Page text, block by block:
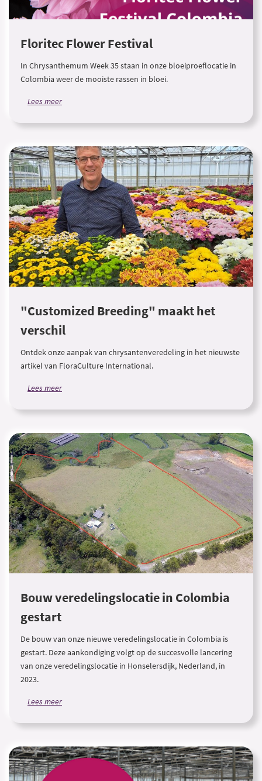
Floritec Flower Festival
In Chrysanthemum Week 35 staan in onze bloeiproeflocatie in
Colombia weer de mooiste rassen in bloei.
Lees meer
"Customized Breeding" maakt het
verschil
Ontdek onze aanpak van chrysantenveredeling in het nieuwste
artikel van FloraCulture International.
Lees meer
Bouw veredelingslocatie in Colombia
gestart
De bouw van onze nieuwe veredelingslocatie in Colombia is
gestart. Deze aankondiging volgt op de succesvolle lancering
van onze veredelingslocatie in Honselersdijk, Nederland, in
2023.
Lees meer